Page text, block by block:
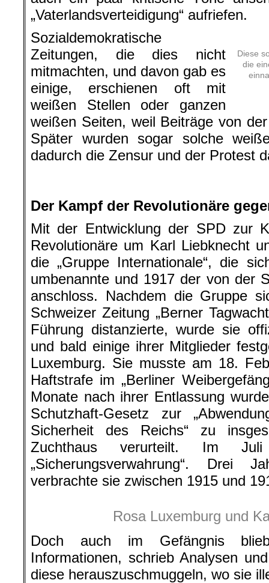
„Vaterlandsverteidigung“ aufriefen.
Diese
die
Sozialdemokratische
Zeitungen, die dies nicht
mitmachten, und davon gab es
einige, erschienen oft mit
weißen Stellen oder ganzen
weißen Seiten, weil Beiträge von
Später wurden sogar solche
dadurch die Zensur und der Protest
Der Kampf der Revolutionäre
Mit der Entwicklung der SPD zur
Revolutionäre um Karl Liebknecht
die „Gruppe Internationale“, die
umbenannte und 1917 der von der
anschloss. Nachdem die Gruppe
Schweizer Zeitung „Berner
Führung distanzierte, wurde sie
und bald einige ihrer Mitglieder
Luxemburg. Sie musste am 18.
Haftstrafe im „Berliner
Monate nach ihrer Entlassung
Schutzhaft-Gesetz zur
Sicherheit des Reichs“ zu
Zuchthaus verurteilt. Im
„Sicherungsverwahrung“. Drei
verbrachte sie zwischen 1915 und
Rosa Luxemburg und
Doch auch im Gefängnis
Informationen, schrieb Analysen
diese herauszuschmuggeln, wo sie